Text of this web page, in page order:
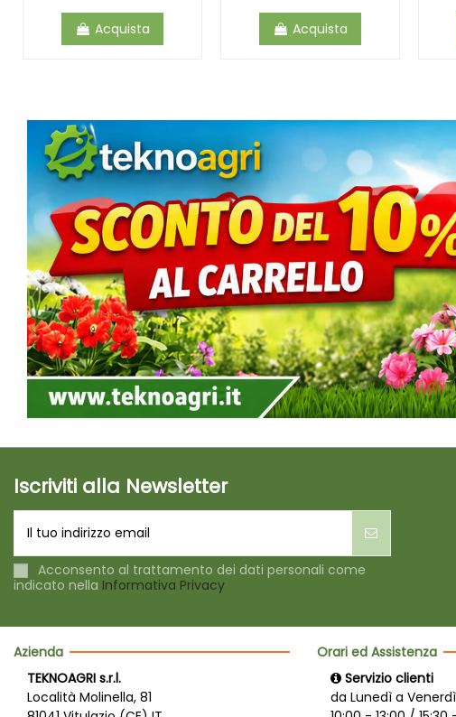
Acquista Acquista
Iscriviti alla Newsletter
Acconsento al trattamento dei dati personali come
indicato nella Informativa Privacy
Azienda
TEKNOAGRI s.r.l.
Località Molinella, 81
Orari ed Assistenza
Servizio clienti
da Lunedì a